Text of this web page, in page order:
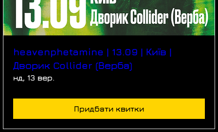
heavenphetamine | 13.09 | Київ |
Дворик Collider (Верба)
нд, 13 вер.
Придбати квитки